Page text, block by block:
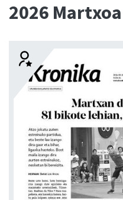
2026 Martxoa